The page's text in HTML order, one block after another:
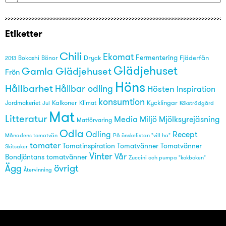
Etiketter
2013 Bokashi Bönor Chili Dryck Ekomat Fermentering Fjäderfän
Frön Gamla Glädjehuset Glädjehuset
Hållbarhet Hållbar odling Höns Hösten Inspiration
Jordmakeriet Jul Kalkoner Klimat konsumtion Kycklingar Köksträdgård
Litteratur Mat Matförvaring Media Miljö Mjölksyrejäsning
Månadens tomatvän Odla Odling På önskelistan "vill ha" Recept
Skitsaker tomater Tomatinspiration Tomatvänner Tomatvänner
Bondjäntans tomatvänner Vinter Vår Zuccini och pumpa "kokboken"
Ägg Återvinning övrigt